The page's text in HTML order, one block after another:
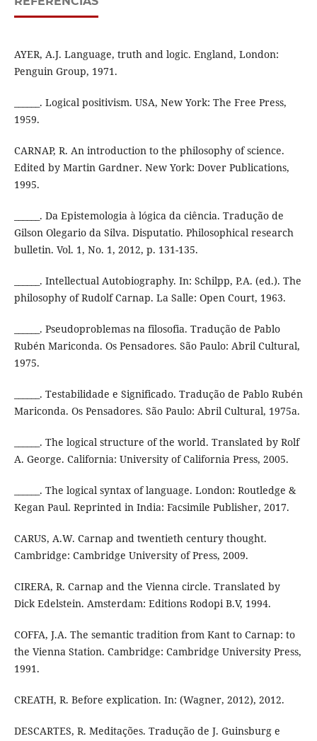
AYER, A.J. Language, truth and logic. England, London:
Penguin Group, 1971.
______. Logical positivism. USA, New York: The Free Press,
1959.
CARNAP, R. An introduction to the philosophy of science.
Edited by Martin Gardner. New York: Dover Publications,
1995.
______. Da Epistemologia à lógica da ciência. Tradução de
Gilson Olegario da Silva. Disputatio. Philosophical research
bulletin. Vol. 1, No. 1, 2012, p. 131-135.
______. Intellectual Autobiography. In: Schilpp, P.A. (ed.). The
philosophy of Rudolf Carnap. La Salle: Open Court, 1963.
______. Pseudoproblemas na filosofia. Tradução de Pablo
Rubén Mariconda. Os Pensadores. São Paulo: Abril Cultural,
1975.
______. Testabilidade e Significado. Tradução de Pablo Rubén
Mariconda. Os Pensadores. São Paulo: Abril Cultural, 1975a.
______. The logical structure of the world. Translated by Rolf
A. George. California: University of California Press, 2005.
______. The logical syntax of language. London: Routledge &
Kegan Paul. Reprinted in India: Facsimile Publisher, 2017.
CARUS, A.W. Carnap and twentieth century thought.
Cambridge: Cambridge University of Press, 2009.
CIRERA, R. Carnap and the Vienna circle. Translated by
Dick Edelstein. Amsterdam: Editions Rodopi B.V, 1994.
COFFA, J.A. The semantic tradition from Kant to Carnap: to
the Vienna Station. Cambridge: Cambridge University Press,
1991.
CREATH, R. Before explication. In: (Wagner, 2012), 2012.
DESCARTES, R. Meditações. Tradução de J. Guinsburg e